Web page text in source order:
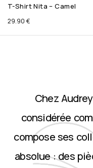
T-Shirt Nita – Camel
29.90 €
Chez
considérée
compose ses
absolue : des